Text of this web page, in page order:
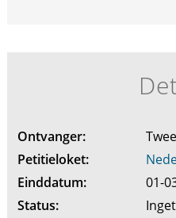
Ontvanger:
Petitieloket:
Einddatum:
01-
Status: